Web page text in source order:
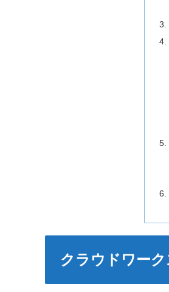
クラウドワー